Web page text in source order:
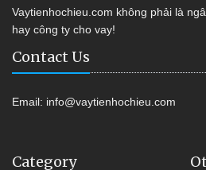
Vaytienhochieu.com không phải là
hay công ty cho vay!
Contact Us
Email: info@vaytienhochieu.com
Category